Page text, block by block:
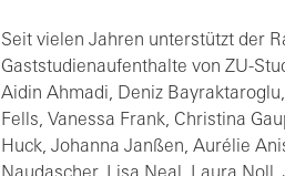
Seit vielen Jahren unterstützt der
Gaststudienaufenthalte von ZU-
Aidin Ahmadi, Deniz
Fells, Vanessa Frank, Christina
Huck, Johanna Janßen, Aurélie